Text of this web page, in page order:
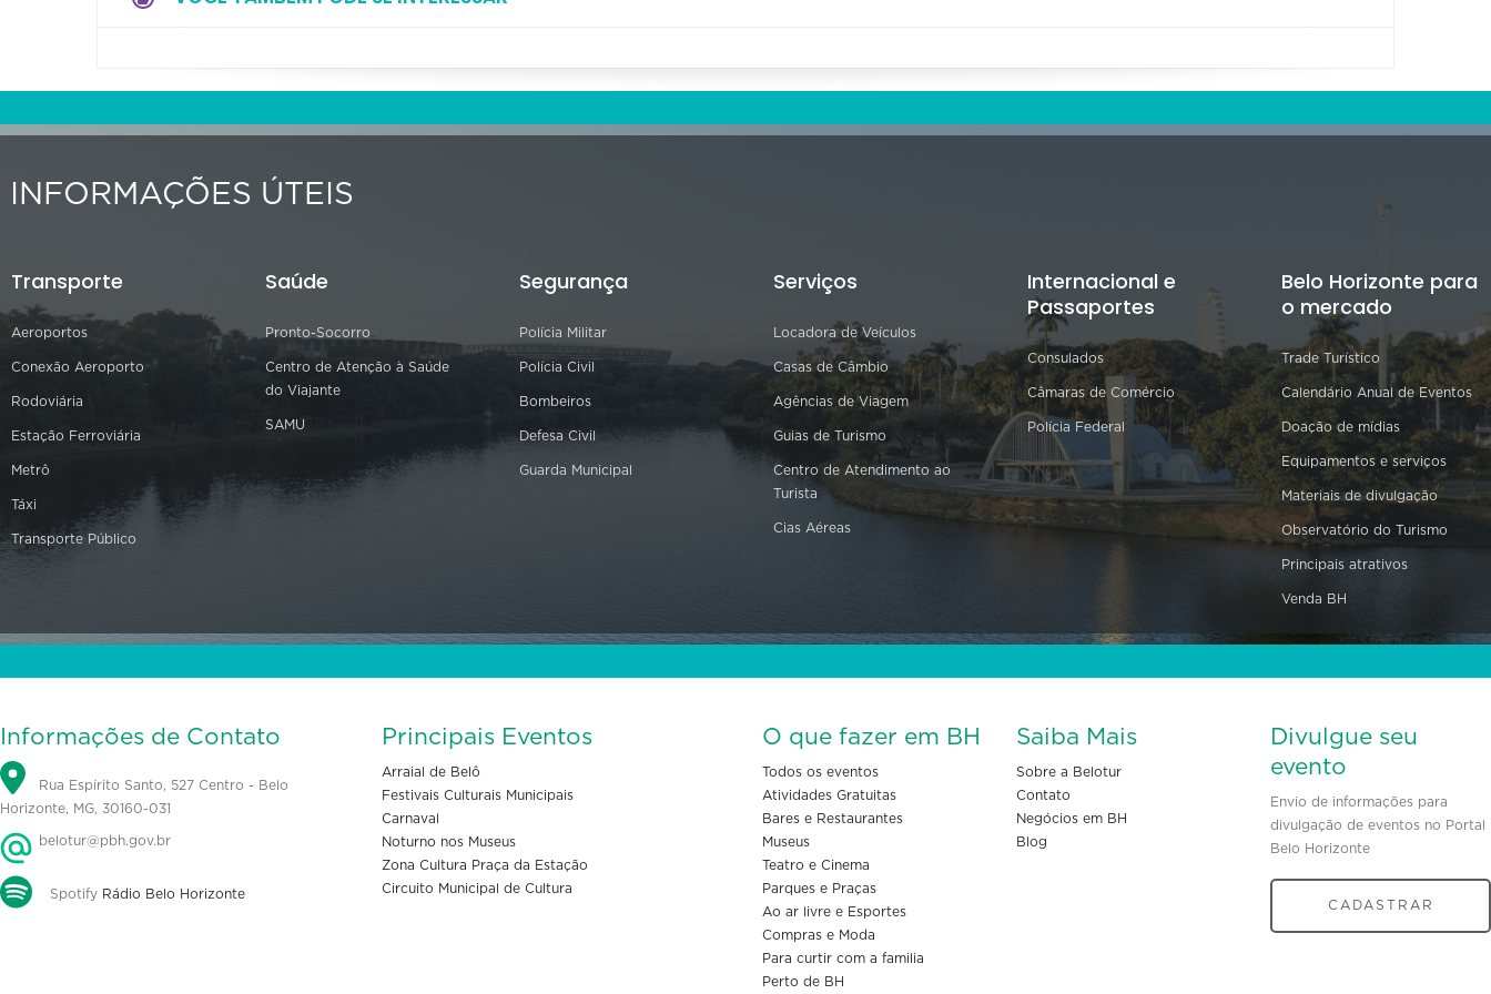
INFORMAÇÕES ÚTEIS
Transporte
Aeroportos
Conexão Aeroporto
Rodoviária
Estação Ferroviária
Metrô
Táxi
Transporte Público
Saúde
Pronto-Socorro
Centro de Atenção à Saúde
do Viajante
SAMU
Segurança
Polícia Militar
Polícia Civil
Bombeiros
Defesa Civil
Guarda Municipal
Serviços
Locadora de Veículos
Casas de Câmbio
Agências de Viagem
Guias de Turismo
Centro de Atendimento ao
Turista
Cias Aéreas
Internacional e
Passaportes
Consulados
Câmaras de Comércio
Polícia Federal
Belo Horizonte para
o mercado
Trade Turístico
Calendário Anual de Eventos
Doação de mídias
Equipamentos e serviços
Materiais de divulgação
Observatório do Turismo
Principais atrativos
Venda BH
Informações de Contato
Rua Espírito Santo, 527 Centro - Belo
Horizonte, MG, 30160-031
belotur@pbh.gov.br
Spotify Rádio Belo Horizonte
Principais Eventos
Arraial de Belô
Festivais Culturais Municipais
Carnaval
Noturno nos Museus
Zona Cultura Praça da Estação
Circuito Municipal de Cultura
O que fazer em BH
Todos os eventos
Atividades Gratuitas
Bares e Restaurantes
Museus
Teatro e Cinema
Parques e Praças
Ao ar livre e Esportes
Compras e Moda
Para curtir com a familia
Perto de BH
Saiba Mais
Sobre a Belotur
Contato
Negócios em BH
Blog
Divulgue seu
evento
Envio de informações para
divulgação de eventos no Portal
Belo Horizonte
CADASTRAR